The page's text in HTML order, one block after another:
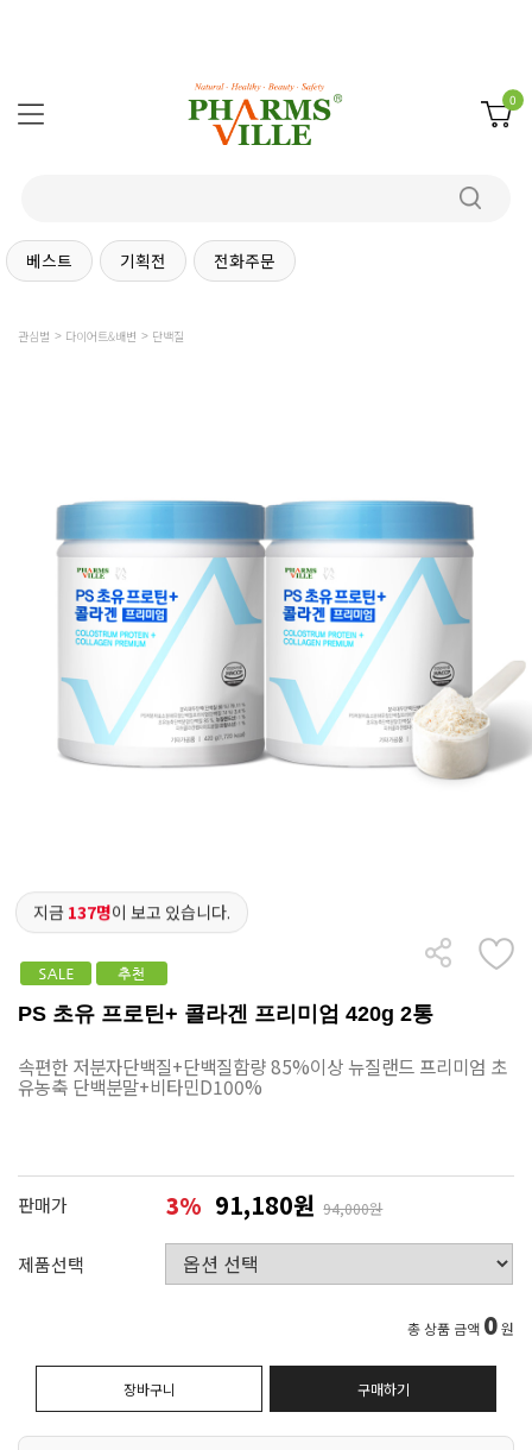
0
베스트 기획전 전화주문
관심별 다이어트&배변 단백질
지금 137명이 보고 있습니다.
PS 초유 프로틴+ 콜라겐 프리미엄 420g 2통
속편한 저분자단백질+단백질함량 85%이상 뉴질랜드 프리미엄 초
유농축 단백분말+비타민D100%
판매가 3% 91,180원 94,000원
제품선택
총 상품 금액 0원
장바구니 구매하기